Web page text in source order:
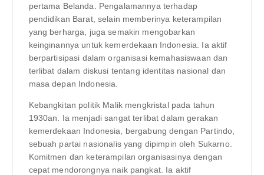
pertama Belanda. Pengalamannya terhadap
pendidikan Barat, selain memberinya keterampilan
yang berharga, juga semakin mengobarkan
keinginannya untuk kemerdekaan Indonesia. Ia aktif
berpartisipasi dalam organisasi kemahasiswaan dan
terlibat dalam diskusi tentang identitas nasional dan
masa depan Indonesia.
Kebangkitan politik Malik mengkristal pada tahun
1930an. Ia menjadi sangat terlibat dalam gerakan
kemerdekaan Indonesia, bergabung dengan Partindo,
sebuah partai nasionalis yang dipimpin oleh Sukarno.
Komitmen dan keterampilan organisasinya dengan
cepat mendorongnya naik pangkat. Ia aktif